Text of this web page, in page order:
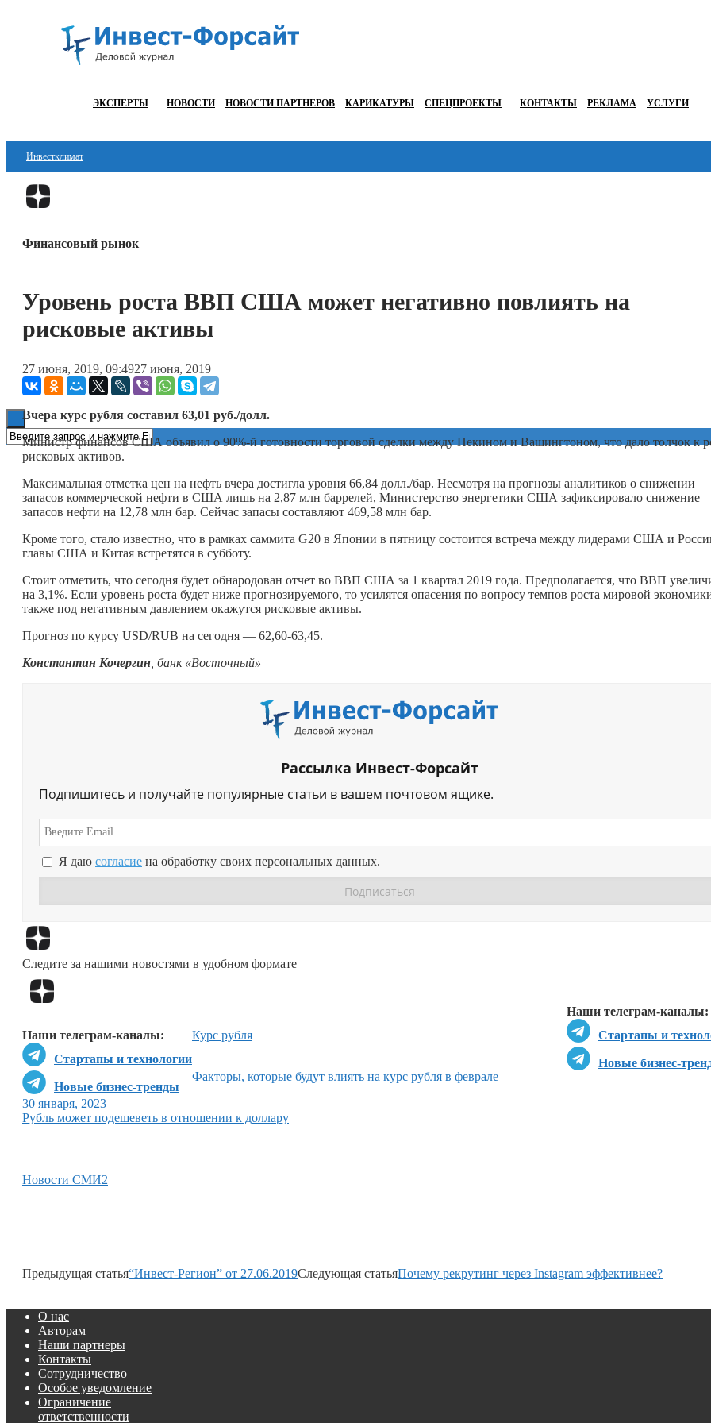
ЭКСПЕРТЫ НОВОСТИ НОВОСТИ ПАРТНЕРОВ КАРИКАТУРЫ СПЕЦПРОЕКТЫ КОНТАКТЫ РЕКЛАМА УСЛУГИ
Инвестклимат
Финансы
Блокчейн
Технологии
Книги
Финансовый рынок
Уровень роста ВВП США может негативно повлиять на
рисковые активы
27 июня, 2019, 09:4927 июня, 2019
Вчера курс рубля составил 63,01 руб./долл.
Министр финансов США объявил о 90%-й готовности торговой сделки между Пекином и Вашингтоном, что дало толчок к
рисковых активов.
Максимальная отметка цен на нефть вчера достигла уровня 66,84 долл./бар. Несмотря на прогнозы аналитиков о снижении
запасов коммерческой нефти в США лишь на 2,87 млн баррелей, Министерство энергетики США зафиксировало снижение
запасов нефти на 12,78 млн бар. Сейчас запасы составляют 469,58 млн бар.
Кроме того, стало известно, что в рамках саммита G20 в Японии в пятницу состоится встреча между лидерами США и
главы США и Китая встретятся в субботу.
Стоит отметить, что сегодня будет обнародован отчет во ВВП США за 1 квартал 2019 года. Предполагается, что ВВП
на 3,1%. Если уровень роста будет ниже прогнозируемого, то усилятся опасения по вопросу темпов роста мировой
также под негативным давлением окажутся рисковые активы.
Прогноз по курсу USD/RUB на сегодня — 62,60-63,45.
Константин Кочергин , банк «Восточный»
Рассылка Инвест-Форсайт
Подпишитесь и получайте популярные статьи в вашем почтовом ящике.
Я даю согласие на обработку своих персональных данных.
Следите за нашими новостями в удобном формате
Наши телеграм-каналы:
Стартапы и
Новые бизнес-
Наши телеграм-каналы:
Стартапы и технологии
Новые бизнес-тренды
Курс рубля
Факторы, которые будут влиять на курс рубля в феврале
30 января, 2023
Рубль может подешеветь в отношении к доллару
Новости СМИ2
Предыдущая статья“Инвест-Регион” от 27.06.2019Следующая статьяПочему рекрутинг через Instagram эффективнее?
О нас
Авторам
Наши партнеры
Контакты
Сотрудничество
Особое уведомление
Ограничение
ответственности